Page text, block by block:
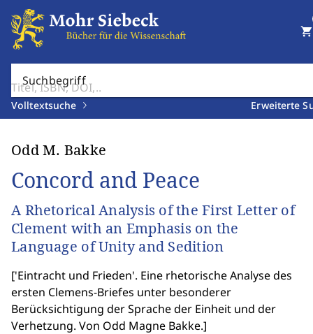
Suchbegriff
Volltextsuche Erweiterte
shopping_cart
Odd M. Bakke
Concord and Peace
A Rhetorical Analysis of the First Letter of
Clement with an Emphasis on the
Language of Unity and Sedition
['Eintracht und Frieden'. Eine rhetorische Analyse des
ersten Clemens-Briefes unter besonderer
Berücksichtigung der Sprache der Einheit und der
Verhetzung. Von Odd Magne Bakke.]